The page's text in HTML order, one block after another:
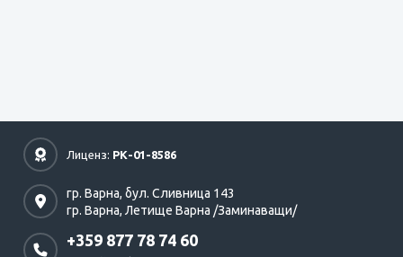
Лиценз: РК-01-8586
гр. Варна, бул. Сливница 143
гр. Варна, Летище Варна /Заминаващи/
+359 877 78 74 60